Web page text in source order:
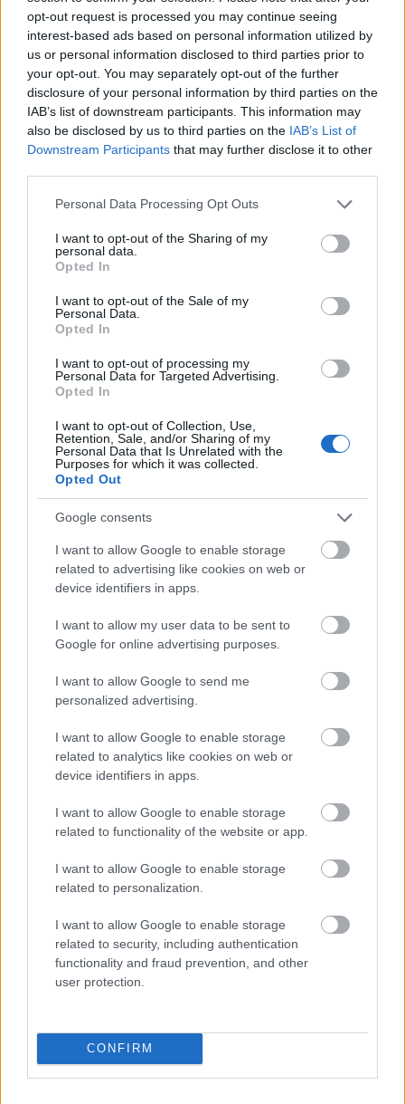
opt-out request is processed you may continue seeing
interest-based ads based on personal information utilized by
us or personal information disclosed to third parties prior to
your opt-out. You may separately opt-out of the further
disclosure of your personal information by third parties on the
IAB’s list of downstream participants. This information may
also be disclosed by us to third parties on the IAB’s List of
Downstream Participants that may further disclose it to other
Please note that this website/app uses one or more Google
not limited to your visit or usage behaviour. You may click to
grant or deny consent to Google and its third-party tags to
use your data for below specified purposes in below Google
consent section.
Personal Data Processing Opt Outs
I want to opt-out of the Sharing of my
personal data.
Opted In
I want to opt-out of the Sale of my
Personal Data.
Opted In
I want to opt-out of processing my
Personal Data for Targeted Advertising.
Opted In
I want to opt-out of Collection, Use,
Retention, Sale, and/or Sharing of my
Personal Data that Is Unrelated with the
Purposes for which it was collected.
Opted Out
Google consents
I want to allow Google to enable storage
related to advertising like cookies on web or
device identifiers in apps.
I want to allow my user data to be sent to
Google for online advertising purposes.
I want to allow Google to send me
personalized advertising.
I want to allow Google to enable storage
related to analytics like cookies on web or
device identifiers in apps.
I want to allow Google to enable storage
related to functionality of the website or app.
I want to allow Google to enable storage
related to personalization.
I want to allow Google to enable storage
related to security, including authentication
functionality and fraud prevention, and other
user protection.
CONFIRM
"Arad után özvegyének jelentős vagyonát is
elkobozták, amit büszkeségből egész életében nem
kért vissza Ferenc Józseftől. Gyermeke nem lévén
árva lányok támogatása mellett szintén elárvult
unokahúga felnevelésében élte ki minden szeretetét,
emellett kilencvenéves korában bekövetkezett
haláláig ápolta hőn szeretett férje emlékét. Idővel
rendszeresen összetalálkozott a klagenfurti
száműzetéséből hazatért Görgei Artúrral, és korabeli
különös módon estek meg az életben maradt
tábornok és a halott hős özvegye között.
Damjanichné érkezésekor a hadvezér megállt az
asszonnyal, korabeli katonai szóhasználattal frontot
csinált és fővetéssel tisztelgett, amíg a hölgy elvonult
előtte. Ő fejbólintással viszonozta a köszöntést és
némán haladt tovább. Soha egy szót nem szóltak
egymáshoz, és senki nem tudná megmondani, mit
hordozhatott ez a két ember a lelkében."
Ajánlott bejegyzések: